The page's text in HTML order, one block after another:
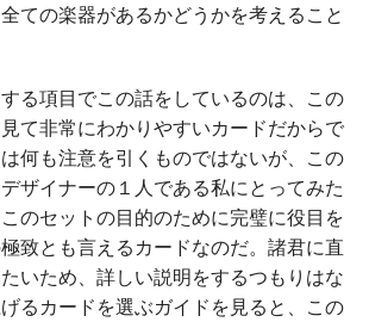
ての楽器があるかどうかを考えること
る項目でこの話をしているのは、この
て非常にわかりやすいカードだからで
何も注意を引くものではないが、この
ザイナーの１人である私にとってみた
のセットの目的のために完璧に役目を
致とも言えるカードなのだ。諸君に直
いため、詳しい説明をするつもりはな
るカードを選ぶガイドを見ると、この